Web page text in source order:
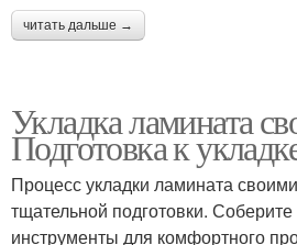
читать дальше →
Укладка ламината
Подготовка к
Процесс укладки ламината
тщательной подготовки.
инструменты для комфортного